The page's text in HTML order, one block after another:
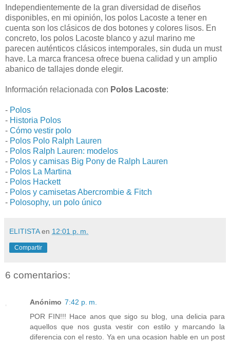
Independientemente de la gran diversidad de diseños
disponibles, en mi opinión, los polos Lacoste a tener en
cuenta son los clásicos de dos botones y colores lisos. En
concreto, los polos Lacoste blanco y azul marino me
parecen auténticos clásicos intemporales, sin duda un must
have. La marca francesa ofrece buena calidad y un amplio
abanico de tallajes donde elegir.
Información relacionada con Polos Lacoste:
- Polos
- Historia Polos
- Cómo vestir polo
- Polos Polo Ralph Lauren
- Polos Ralph Lauren: modelos
- Polos y camisas Big Pony de Ralph Lauren
- Polos La Martina
- Polos Hackett
- Polos y camisetas Abercrombie & Fitch
- Polosophy, un polo único
ELITISTA en 12:01 p. m.
Compartir
6 comentarios:
Anónimo 7:42 p. m.
POR FIN!!! Hace anos que sigo su blog, una delicia para
aquellos que nos gusta vestir con estilo y marcando la
diferencia con el resto. Ya en una ocasion hable en un post